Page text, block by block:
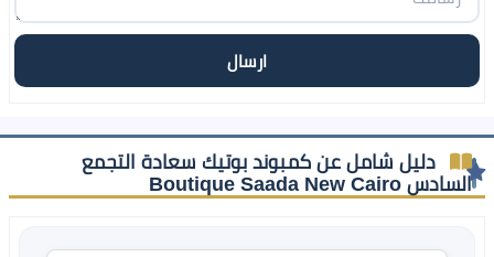
دليل شامل عن كمبوند بوتيك سعادة التجمع
السادس Boutique Saada New Cairo